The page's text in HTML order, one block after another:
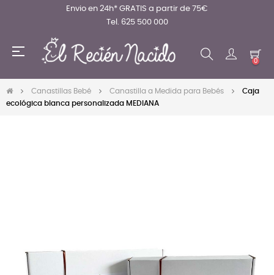
Envio en 24h* GRATIS a partir de 75€
Tel. 625 500 000
Navegación
☰
0
Canastillas Bebé Canastilla a Medida para Bebés
Caja
ecológica blanca personalizada MEDIANA